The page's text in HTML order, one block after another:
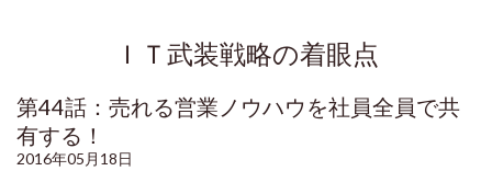
ＩＴ武装戦略の着眼点
第44話：売れる営業ノウハウを社員全員で共
有する！
2016年05月18日